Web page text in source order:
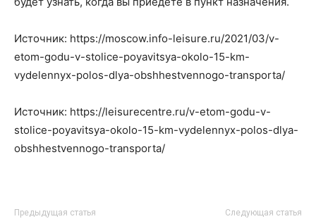
Источник: https://moscow.info-leisure.ru/2021/03/v-
etom-godu-v-stolice-poyavitsya-okolo-15-km-
vydelennyx-polos-dlya-obshhestvennogo-transporta/
Источник: https://leisurecentre.ru/v-etom-godu-v-
stolice-poyavitsya-okolo-15-km-vydelennyx-polos-dlya-
obshhestvennogo-transporta/
Предыдущая статья Следующая статья